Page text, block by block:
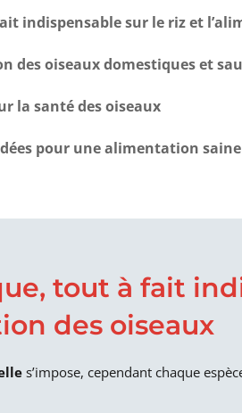
indispensable sur le riz et
des oiseaux domestiques et
la santé des oiseaux
pour une alimentation
tout à fait
des oiseaux
s’impose, cependant chaque